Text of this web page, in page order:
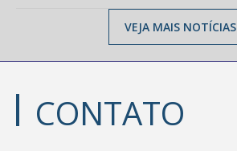
VEJA MAIS NOTÍCIAS
CONTATO